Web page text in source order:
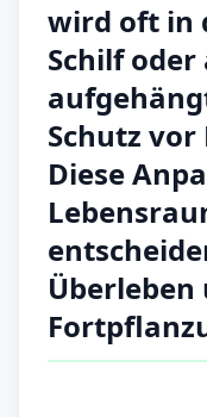
wird oft in
Schilf
Schutz
Diese